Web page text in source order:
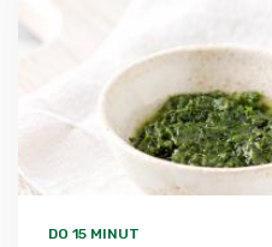
DO 15 MINUT